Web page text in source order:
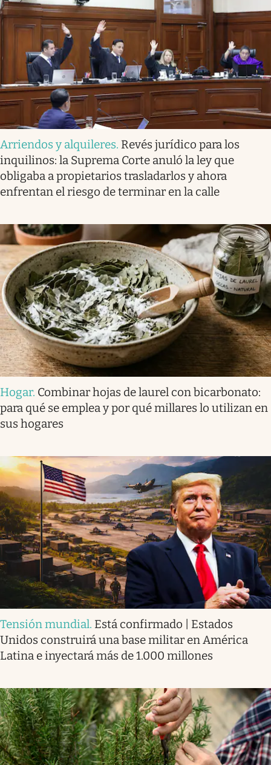
Arriendos y alquileres. Revés jurídico para los
inquilinos: la Suprema Corte anuló la ley que
obligaba a propietarios trasladarlos y ahora
enfrentan el riesgo de terminar en la calle
Hogar. Combinar hojas de laurel con bicarbonato:
para qué se emplea y por qué millares lo utilizan en
sus hogares
Tensión mundial. Está confirmado | Estados
Unidos construirá una base militar en América
Latina e inyectará más de 1.000 millones